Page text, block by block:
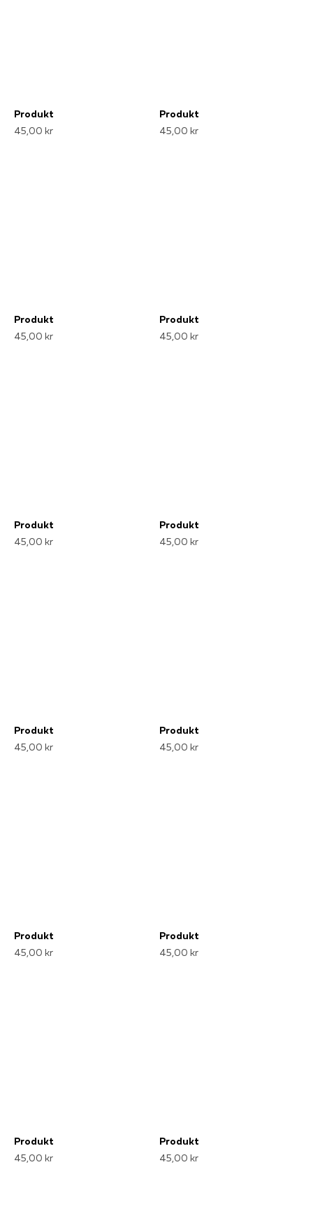
Produkt
45,00 kr
Produkt
45,00 kr
Produkt
45,00 kr
Produkt
45,00 kr
Produkt
45,00 kr
Produkt
45,00 kr
Produkt
45,00 kr
Produkt
45,00 kr
Produkt
45,00 kr
Produkt
45,00 kr
Produkt
45,00 kr
Produkt
45,00 kr